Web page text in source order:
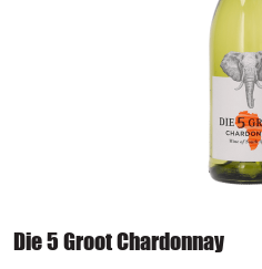
Die 5 Groot Chardonnay